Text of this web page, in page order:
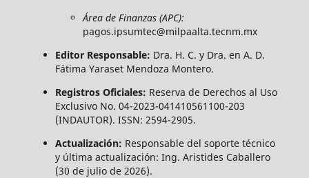
Área de Finanzas (APC):
pagos.ipsumtec@milpaalta.tecnm.mx
Editor Responsable: Dra. H. C. y Dra. en A. D.
Fátima Yaraset Mendoza Montero.
Registros Oficiales: Reserva de Derechos al Uso
Exclusivo No. 04-2023-041410561100-203
(INDAUTOR). ISSN: 2594-2905.
Actualización: Responsable del soporte técnico
y última actualización: Ing. Aristides Caballero
(30 de julio de 2026).